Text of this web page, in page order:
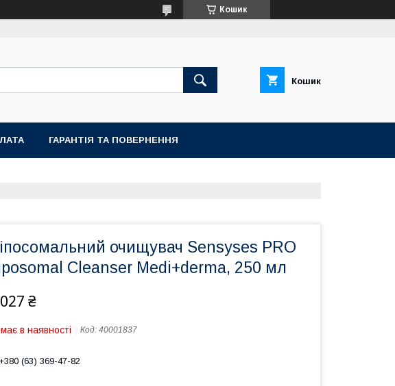
Кошик
Кошик
ГАРАНТІЯ ТА ПОВЕРНЕННЯ
очищувач Sensyses PRO
Cleanser Medi+derma, 250 мл
₴
в наявності Код: 40001837
+380 (63) 369-47-82